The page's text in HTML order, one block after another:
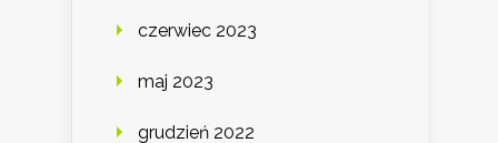
czerwiec 2023
maj 2023
grudzień 2022